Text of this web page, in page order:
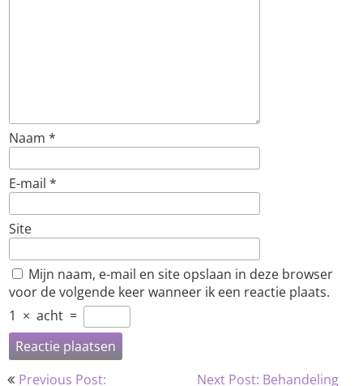
Naam *
E-mail *
Site
Mijn naam, e-mail en site opslaan in deze browser
voor de volgende keer wanneer ik een reactie plaats.
1 × acht =
Bericht
Previous Post:
Next Post: Behandeling